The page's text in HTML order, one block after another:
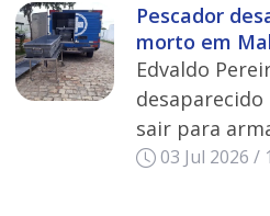
Pescador
morto em
Edvaldo
sair para
03 Jul 2026 /